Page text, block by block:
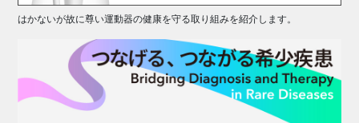
はかないが故に尊い運動器の健康を守る取り組みを紹介します。